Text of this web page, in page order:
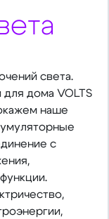
света.
дома VOLTS
наше
с